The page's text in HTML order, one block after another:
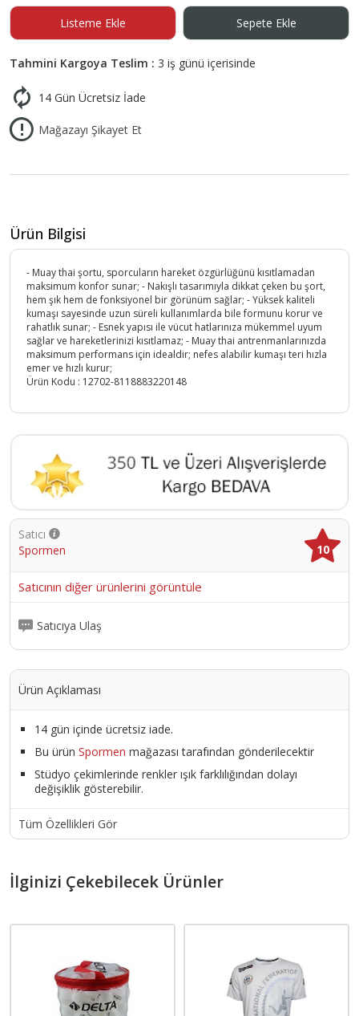
Listeme Ekle Sepete Ekle
Tahmini Kargoya Teslim : 3 iş günü içerisinde
14 Gün Ücretsiz İade
Mağazayı Şikayet Et
Ürün Bilgisi
- Muay thai şortu, sporcuların hareket özgürlüğünü kısıtlamadan
maksimum konfor sunar; - Nakışlı tasarımıyla dikkat çeken bu şort,
hem şık hem de fonksiyonel bir görünüm sağlar; - Yüksek kaliteli
kumaşı sayesinde uzun süreli kullanımlarda bile formunu korur ve
rahatlık sunar; - Esnek yapısı ile vücut hatlarınıza mükemmel uyum
sağlar ve hareketlerinizi kısıtlamaz; - Muay thai antrenmanlarınızda
maksimum performans için idealdir; nefes alabilir kumaşı teri hızla
emer ve hızlı kurur;
Ürün Kodu : 12702-8118883220148
Satıcı
Spormen
10
Satıcının diğer ürünlerini görüntüle
Satıcıya Ulaş
Ürün Açıklaması
14 gün içinde ücretsiz iade.
Bu ürün Spormen mağazası tarafından gönderilecektir
Stüdyo çekimlerinde renkler ışık farklılığından dolayı
değişiklik gösterebilir.
Tüm Özellikleri Gör
İlginizi Çekebilecek Ürünler